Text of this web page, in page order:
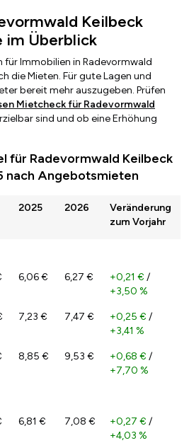
Keilbeck
im Überblick
für Immobilien in Radevormwald
die Mieten. Für gute Lagen und
bereit mehr auszugeben. Prüfen
Mietcheck für Radevormwald
sind und ob eine Erhöhung
für Radevormwald Keilbeck
nach Angebotsmieten
2025 2026
Veränderung
zum Vorjahr
6,06 € 6,27 € +0,21 € /
+3,50 %
7,23 € 7,47 € +0,25 € /
+3,41 %
8,85 € 9,53 € +0,68 € /
+7,70 %
6,81 € 7,08 € +0,27 € /
+4,03 %